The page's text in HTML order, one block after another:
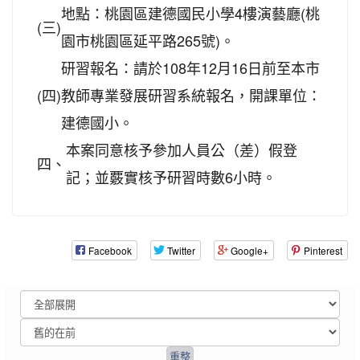
(三)
地點：桃園區建德國民小學4樓演藝廳(桃
園市桃園區延平路265號)。
(四)
研習報名：請於108年12月16日前至本市
教師專業發展研習系統報名，開課單位：
建德國小。
四、
本案同意核予參加人員公（差）假登
記；並覈實核予研習時數6小時。
Facebook Twitter Google+ Pinterest